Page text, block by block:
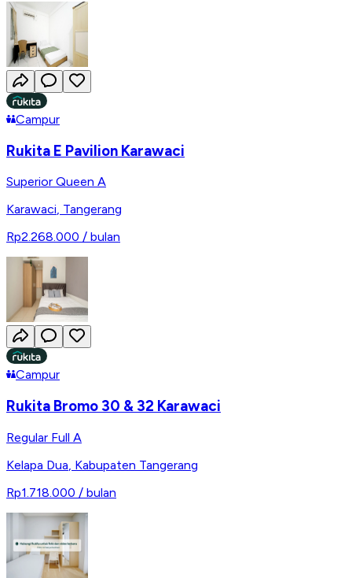
Campur
Rukita E Pavilion Karawaci
Superior Queen A
Karawaci, Tangerang
Rp2.268.000 / bulan
Campur
Rukita Bromo 30 & 32 Karawaci
Regular Full A
Kelapa Dua Kabupaten Tangerang
Rp1.718.000 / bulan